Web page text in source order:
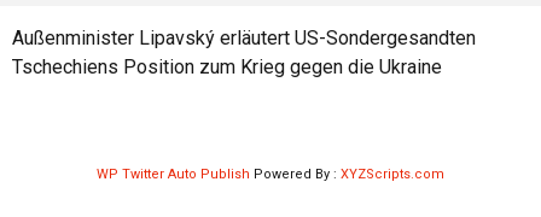
Außenminister Lipavský erläutert US-Sondergesandten
Tschechiens Position zum Krieg gegen die Ukraine
WP Twitter Auto Publish Powered By : XYZScripts.com